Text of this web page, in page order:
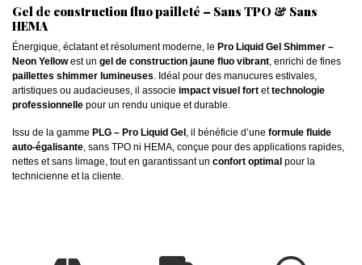
Gel de construction fluo pailleté – Sans TPO & Sans
HEMA
Énergique, éclatant et résolument moderne, le Pro Liquid Gel Shimmer –
Neon Yellowest un gel de construction jaune fluo vibrant, enrichi de fines
paillettes shimmer lumineuses. Idéal pour des manucures estivales,
artistiques ou audacieuses, il associe impact visuel fort ettechnologie
professionnelle pour un rendu unique et durable.
Issu de la gamme PLG – Pro Liquid Gel , il bénéficie d’une formule fluide
auto-égalisante, sans TPO ni HEMA, conçue pour des applications rapides,
nettes et sans limage, tout en garantissant un confort optimal pour la
technicienne et la cliente.